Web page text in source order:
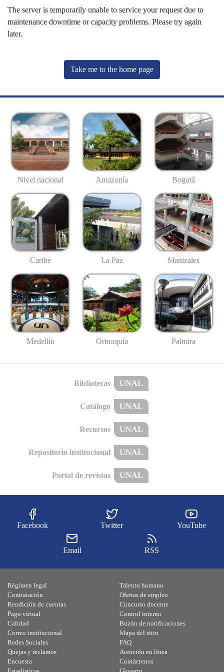
The server is temporarily unable to service your request due to
maintenance downtime or capacity problems. Please try again
later.
Take me to the home page
Nivel nacional Amazonía Bogotá
Caribe La Paz Manizales
Medellín Orinoquía Palmira
Bibliotecas UNAL
Catálogo UNAL
Recursos UNAL
Repositorio institucional UNAL
Portal de revistas UNAL
Facebook Twitter YouTube
Email RSS
Régimen legal
Contratación
Rendición de cuentas
Pago virtual
Calidad
Talento humano
Ofertas de empleo
Concurso docente
Control interno
Buzón de notificaciones
Correo institucional
Redes Sociales
Quejas y reclamos
Encuesta
Mapa del sitio
FAQ
Atención en línea
Contáctenos